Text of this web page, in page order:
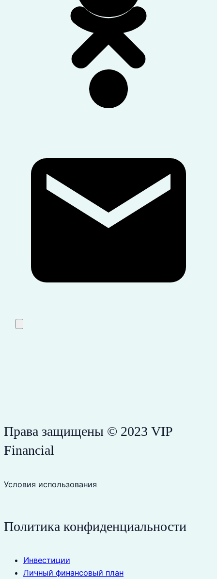
Права защищены © 2023 VIP
Financial
Условия использования
Политика конфиденциальности
Инвестиции
Личный финансовый план